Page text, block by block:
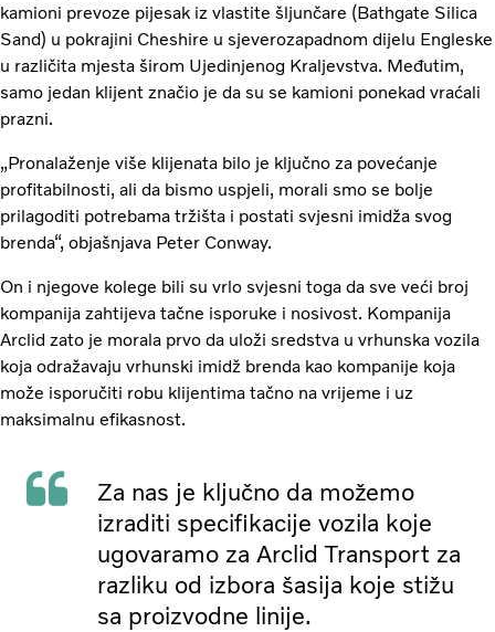
kamioni prevoze pijesak iz vlastite šljunčare (Bathgate Silica
Sand) u pokrajini Cheshire u sjeverozapadnom dijelu Engleske
u različita mjesta širom Ujedinjenog Kraljevstva. Međutim,
samo jedan klijent značio je da su se kamioni ponekad vraćali
prazni.
„Pronalaženje više klijenata bilo je ključno za povećanje
profitabilnosti, ali da bismo uspjeli, morali smo se bolje
prilagoditi potrebama tržišta i postati svjesni imidža svog
brenda“, objašnjava Peter Conway.
On i njegove kolege bili su vrlo svjesni toga da sve veći broj
kompanija zahtijeva tačne isporuke i nosivost. Kompanija
Arclid zato je morala prvo da uloži sredstva u vrhunska vozila
koja odražavaju vrhunski imidž brenda kao kompanije koja
može isporučiti robu klijentima tačno na vrijeme i uz
maksimalnu efikasnost.
Za nas je ključno da možemo
izraditi specifikacije vozila koje
ugovaramo za Arclid Transport za
razliku od izbora šasija koje stižu
sa proizvodne linije.